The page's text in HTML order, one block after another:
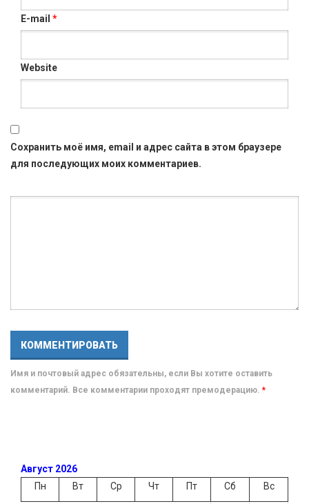
E-mail *
Website
Сохранить моё имя, email и адрес сайта в этом браузере
для последующих моих комментариев.
Имя и почтовый адрес обязательны, если Вы хотите оставить
комментарий. Все комментарии проходят премодерацию. *
Август 2026
Пн
Вт Ср Чт Пт Сб Вс